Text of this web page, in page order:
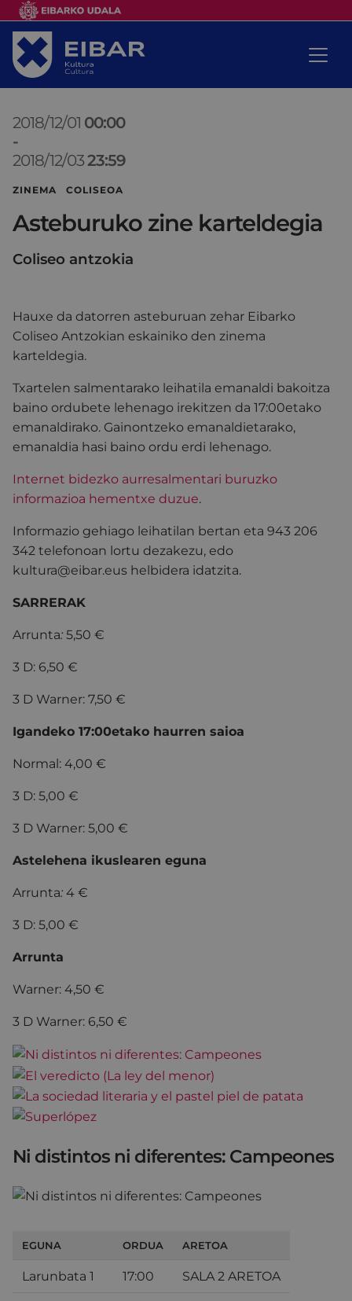
2018/12/01 00:00
-
2018/12/0323:59
ZINEMA COLISEOA
Asteburuko zine karteldegia
Coliseo antzokia
Hauxe da datorren asteburuan zehar Eibarko
Coliseo Antzokian eskainiko den zinema
karteldegia.
Txartelen salmentarako leihatila emanaldi bakoitza
baino ordubete lehenago irekitzen da 17:00etako
emanaldirako. Gainontzeko emanaldietarako,
emanaldia hasi baino ordu erdi lehenago.
Internet bidezko aurresalmentari buruzko
informazioa hementxe duzue.
Informazio gehiago leihatilan bertan eta 943 206
342 telefonoan lortu dezakezu, edo
kultura@eibar.eus helbidera idatzita.
SARRERAK
Arrunta: 5,50 €
3 D: 6,50 €
3 D Warner: 7,50 €
Igandeko 17:00etako haurren saioa
Normal: 4,00 €
3 D: 5,00 €
3 D Warner: 5,00 €
Astelehena ikuslearen eguna
Arrunta: 4 €
3 D: 5,00 €
Arrunta
Warner: 4,50 €
3 D Warner: 6,50 €
Ni distintos ni diferentes: Campeones
EGUNA ORDUA ARETOA
Larunbata 1 17:00 SALA 2 ARETOA